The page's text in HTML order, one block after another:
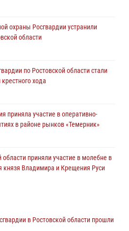
охраны Росгвардии устранили
области
по Ростовской области стали
хода
приняла участие в оперативно-
в районе рынков «Темерник»
приняли участие в молебне в
князя Владимира и Крещения Руси
в Ростовской области прошли
в Ростовской области прошли